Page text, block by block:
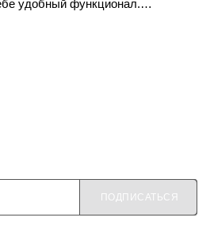
удобный функционал.
ПОДПИСАТЬСЯ